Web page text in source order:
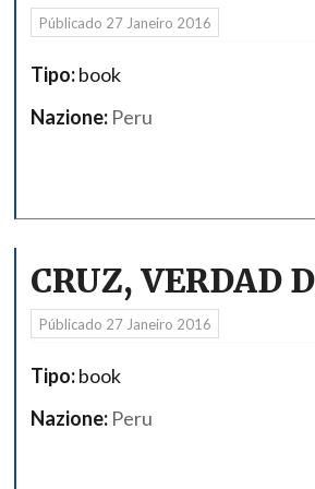
Públicado 27 Janeiro 2016
Tipo:book
Nazione: Peru
CRUZ, VERDAD
Públicado 27 Janeiro 2016
Tipo:book
Nazione: Peru